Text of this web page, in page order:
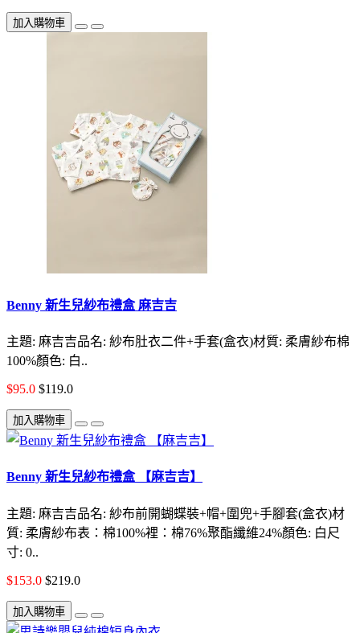
加入購物車
Benny 新生兒紗布禮盒 麻吉吉
主題: 麻吉吉品名: 紗布肚衣二件+手套(盒衣)材質: 柔膚紗布棉
100%顏色: 白..
$95.0 $119.0
加入購物車
Benny 新生兒紗布禮盒 【麻吉吉】
主題: 麻吉吉品名: 紗布前開蝴蝶裝+帽+圍兜+手腳套(盒衣)材
質: 柔膚紗布表：棉100%裡：棉76%聚酯纖維24%顏色: 白尺
寸: 0..
$153.0 $219.0
加入購物車